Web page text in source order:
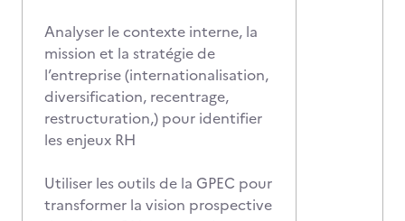
Analyser le contexte interne, la
mission et la stratégie de
l’entreprise (internationalisation,
diversification, recentrage,
restructuration,) pour identifier
les enjeux RH
Utiliser les outils de la GPEC pour
transformer la vision prospective